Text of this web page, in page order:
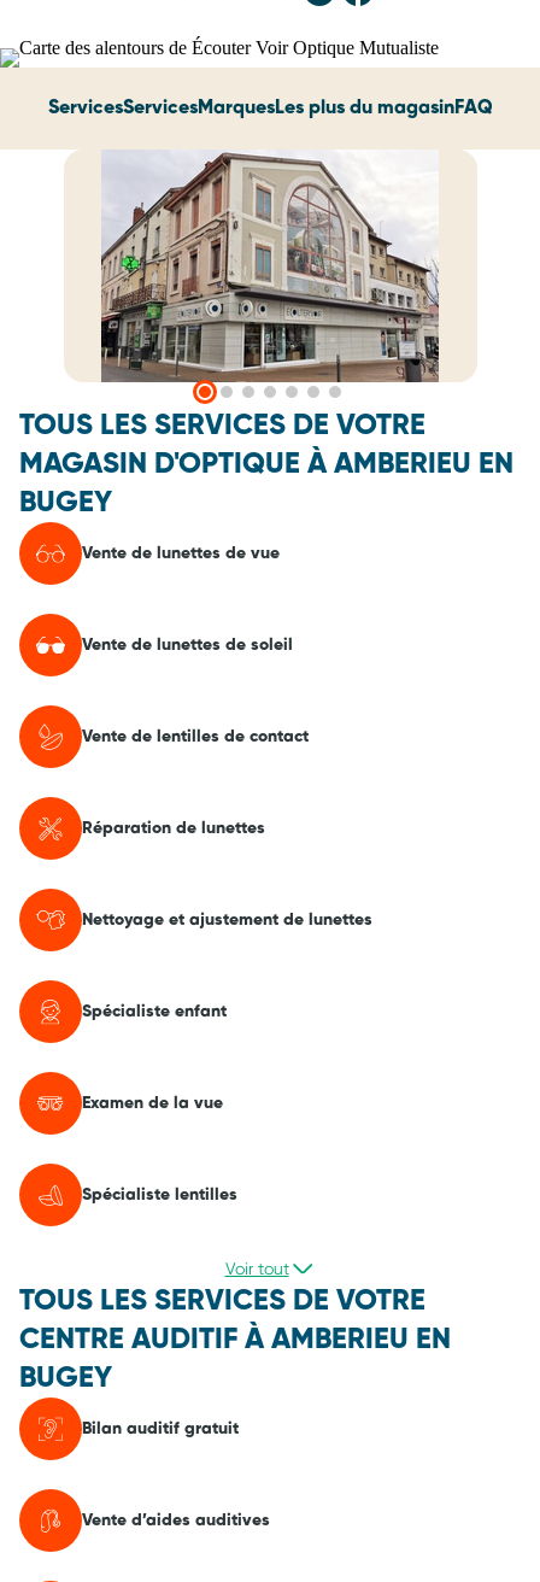
ServicesServicesMarquesLes plus du magasinFAQ
TOUS LES SERVICES DE VOTRE
MAGASIN D'OPTIQUE À AMBERIEU EN
BUGEY
Vente de lunettes de vue
Vente de lunettes de soleil
Vente de lentilles de contact
Réparation de lunettes
Nettoyage et ajustement de lunettes
Spécialiste enfant
Examen de la vue
Spécialiste lentilles
Voir tout
TOUS LES SERVICES DE VOTRE
CENTRE AUDITIF À AMBERIEU EN
BUGEY
Bilan auditif gratuit
Vente d’aides auditives